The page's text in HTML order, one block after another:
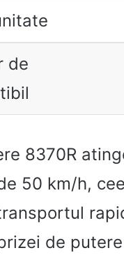
de
8370R
50 km/h,
de